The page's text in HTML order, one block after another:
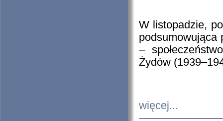
W listopadzie,
podsumowująca
–
Żydów
więcej...